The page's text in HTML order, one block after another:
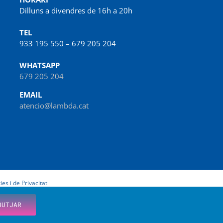
Dilluns a divendres de 16h a 20h
TEL
933 195 550 – 679 205 204
WHATSAPP
679 205 204
EMAIL
atencio@lambda.cat
i de Privacitat